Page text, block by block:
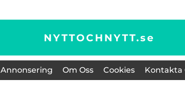
NYTTOCHNYTT.se
Annonsering Om Oss Cookies Kontakta